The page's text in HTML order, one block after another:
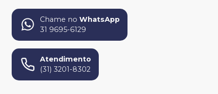
Chame no WhatsApp
31 9695-6129
Atendimento
(31) 3201-8302